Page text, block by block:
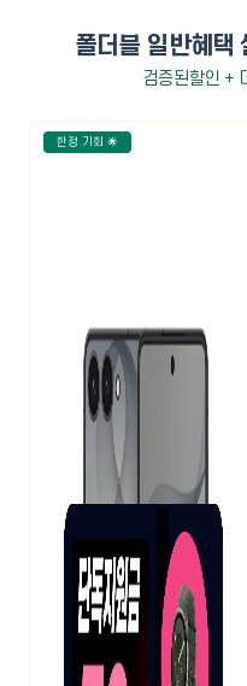
폴더블 일반혜택
검증된할인 +
한정 기회 🌟